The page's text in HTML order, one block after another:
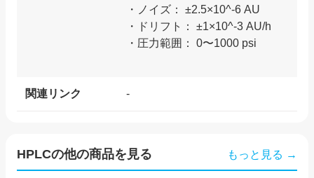
・ノイズ： ±2.5×10^-6 AU
・ドリフト： ±1×10^-3 AU/h
・圧力範囲： 0〜1000 psi
関連リンク -
HPLCの他の商品を見る もっと見る →